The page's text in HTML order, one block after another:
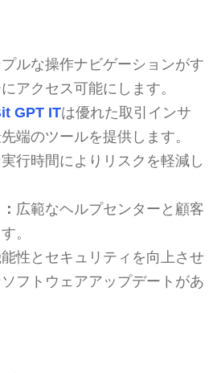
ルな操作ナビゲーションがす
アクセス可能にします。
GPT ITは優れた取引インサ
端のツールを提供します。
行時間によりリスクを軽減し
広範なヘルプセンターと顧客
。
性とセキュリティを向上させ
フトウェアアップデートがあ